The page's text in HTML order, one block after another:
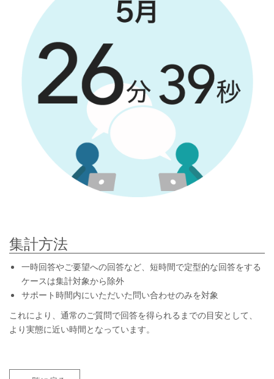
集計方法
一時回答やご要望への回答など、短時間で定型的な回答をする
ケースは集計対象から除外
サポート時間内にいただいた問い合わせのみを対象
これにより、通常のご質問で回答を得られるまでの目安として、
より実態に近い時間となっています。